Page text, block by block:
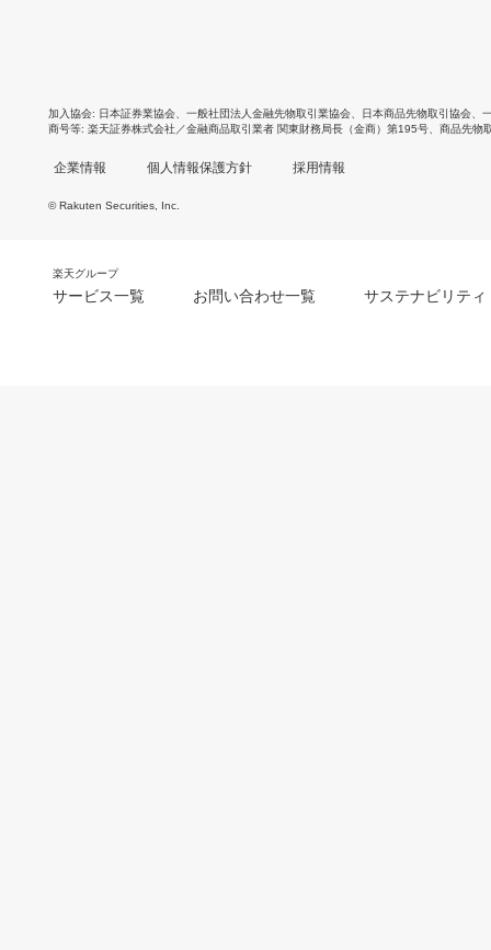
加入協会 日本証券業協会 一般社団法人金融先物取引業協会 日本商品先物取引協会
商号等 楽天証券株式会社／金融商品取引業者 関東財務局長（金商）第195号、商品先物
企業情報 個人情報保護方針 採用情報
© Rakuten Securities, Inc.
楽天グループ
サービス一覧 お問い合わせ一覧 サステナビリティ